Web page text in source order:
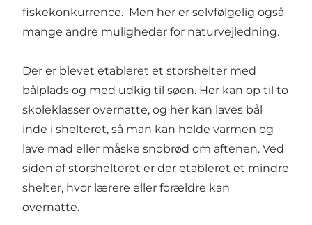
fiskekonkurrence. Men her er selvfølgelig også
mange andre muligheder for naturvejledning.
Der er blevet etableret et storshelter med
bålplads og med udkig til søen. Her kan op til to
skoleklasser overnatte, og her kan laves bål
inde i shelteret, så man kan holde varmen og
lave mad eller måske snobrød om aftenen. Ved
siden af storshelteret er der etableret et mindre
shelter, hvor lærere eller forældre kan
overnatte.